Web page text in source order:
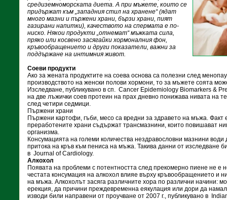
средиземноморската диета. А при мъжете, които се
придържат към „западния стил на хранене“ (ядат
много мазни и пържени храни, бързи храни, пият
газирани напитки), качеството на спермата е по-
ниско. Някои продукти „отнемат“ мъжката сила,
пряко или косвено засягайки хормоналния фон,
кръвообращението и други показатели, важни за
поддържане на интимния живот.
Соеви продукти
Ако за жената продуктите на соева основа са полезни след
производството на женски полови хормони, то за мъжете соята
Изследване, публикувано в сп. Cancer Epidemiology Biomarkers &
на две лъжички соев протеин на прах дневно понижава нивата на
след четири седмици.
Пържени храни
Пържени картофи, гъби, месо са вредни за здравето на мъжа. Факт
преработените храни съдържат трансмазнини, които повишават
организма.
Консумацията на големи количества нездравословни мазнини води
притока на кръв към пениса на мъжа. Такива данни от изследване
в Journal of Cardiology.
Алкохол
Появата на проблеми с потентността след прекомерно пиене не
честата консумация на алкохол влияе върху кръвообращението и
на мъжа. Алкохолът засяга различните хора по различни начини:
ерекция, да причини преждевременна еякулация или дори да
изводи били направени от проучване от 2007 г., публикувано в